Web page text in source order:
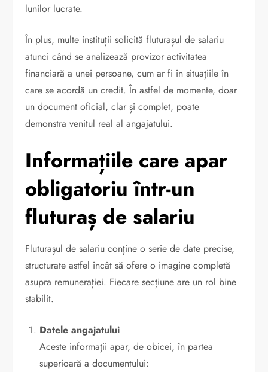
lunilor lucrate.
În plus, multe instituții solicită fluturașul de salariu
atunci când se analizează provizor activitatea
financiară a unei persoane, cum ar fi în situațiile în
care se acordă un credit. În astfel de momente, doar
un document oficial, clar și complet, poate
demonstra venitul real al angajatului.
Informațiile care apar
obligatoriu într-un
fluturaș de salariu
Fluturașul de salariu conține o serie de date precise,
structurate astfel încât să ofere o imagine completă
asupra remunerației. Fiecare secțiune are un rol bine
stabilit.
Datele angajatului
Aceste informații apar, de obicei, în partea
superioară a documentului: